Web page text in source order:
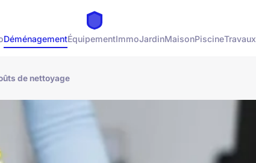
DéménagementÉquipementImmoJardinMaisonPiscineTravaux
de nettoyage